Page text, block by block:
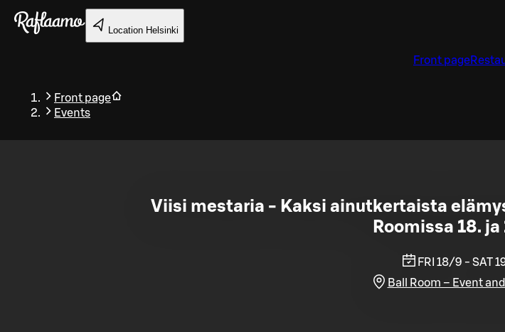
Skip to main content
Location Helsinki
Front page
Front page
Events
Back
Viisi mestaria - Kaksi ainutkertaista
Roomissa 18.
FRI 18/9 - SAT
Ball Room – Event